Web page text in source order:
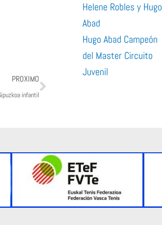
PROXIMO
infantil
Next
Helene Robles y Hugo
Abad
Hugo Abad Campeón
del Master Circuito
Juvenil